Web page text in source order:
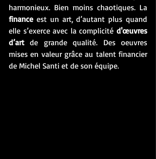
finance est un art, d’autant plus quand
elle s’exerce avec la complicité d'œuvres
d’art de grande qualité. Des oeuvres
mises en valeur grâce au talent financier
de Michel Santi et de son équipe.